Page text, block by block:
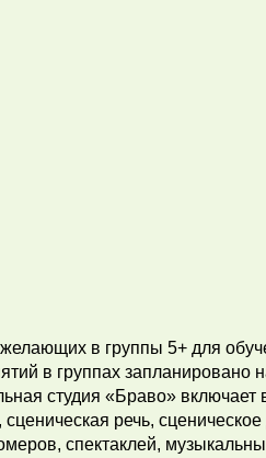
в группы 5+ для
в группах запланировано
студия «Браво» включает
речь,
спектаклей,